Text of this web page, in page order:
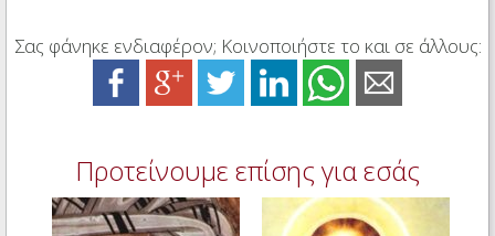
Σας φάνηκε ενδιαφέρον; Κοινοποιήστε το και σε άλλους:
Προτείνουμε επίσης για εσάς